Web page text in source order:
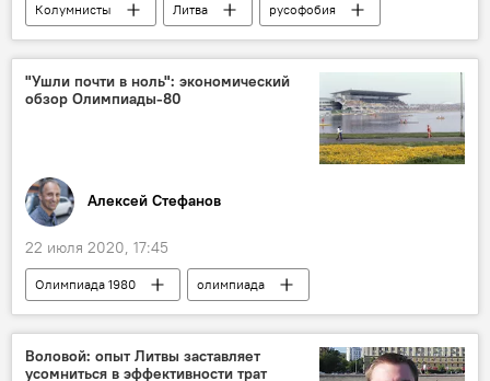
Колумнисты Литва русофобия
"Ушли почти в ноль": экономический
обзор Олимпиады-80
Алексей Стефанов
22 июля 2020, 17:45
Олимпиада 1980
олимпиада
Олимпийские игры
Москва
Воловой: опыт Литвы заставляет
усомниться в эффективности трат